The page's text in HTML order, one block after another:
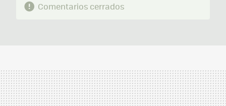
Comentarios cerrados